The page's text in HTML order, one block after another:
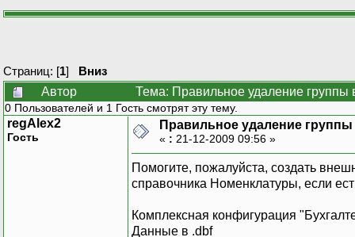
Страниц: [1] Вниз
Автор
Тема: Правильное удаление группы
0 Пользователей и 1 Гость смотрят эту тему.
regAlex2
Гость
Правильное удаление
« : 21-12-2009 09:56 »
Помогите, пожалуйста, создать
справочника Номенклатуры, если
Комплексная конфигурация
Данные в .dbf